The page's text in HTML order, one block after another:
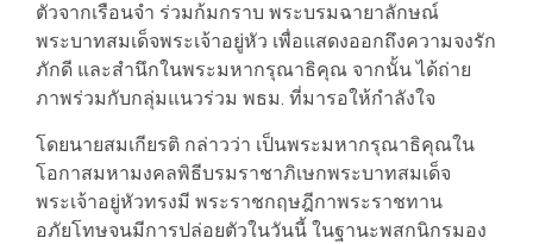
ตัวจากเรือนจำ ร่วมก้มกราบ พระบรมฉายาลักษณ์
พระบาทสมเด็จพระเจ้าอยู่หัว เพื่อแสดงออกถึงความจงรัก
ภักดี และสำนึกในพระมหากรุณาธิคุณ จากนั้น ได้ถ่าย
ภาพร่วมกับกลุ่มแนวร่วม พธม. ที่มารอให้กำลังใจ
โดยนายสมเกียรติ กล่าวว่า เป็นพระมหากรุณาธิคุณใน
โอกาสมหามงคลพิธีบรมราชาภิเษกพระบาทสมเด็จ
พระเจ้าอยู่หัวทรงมี พระราชกฤษฎีกาพระราชทาน
อภัยโทษจนมีการปล่อยตัวในวันนี้ ในฐานะพสกนิกรมอง